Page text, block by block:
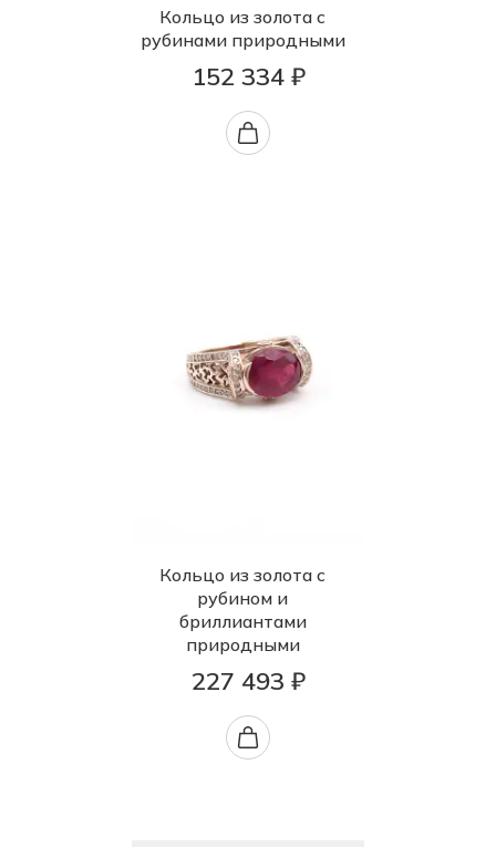
Кольцо из золота с
рубинами природными
152 334 ₽
Кольцо из золота с
рубином и
бриллиантами
природными
227 493 ₽